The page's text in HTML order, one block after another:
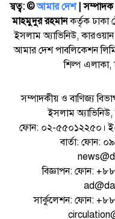
স্বত্ব: ©️আমার দেশ| সম্পাদক
মাহমুদুর রহমানকর্তৃক ঢাকা
ইসলাম অ্যাভিনিউ,
আমার দেশ পাবলিকেশন
শিল্প এলাকা,
সম্পাদকীয় ও বাণিজ্য
ইসলাম
ফোন: ০২-৫৫০১২২৫০।
বার্তা: ফোন:
বিজ্ঞাপন: ফোন:
সার্কুলেশন: ফোন: